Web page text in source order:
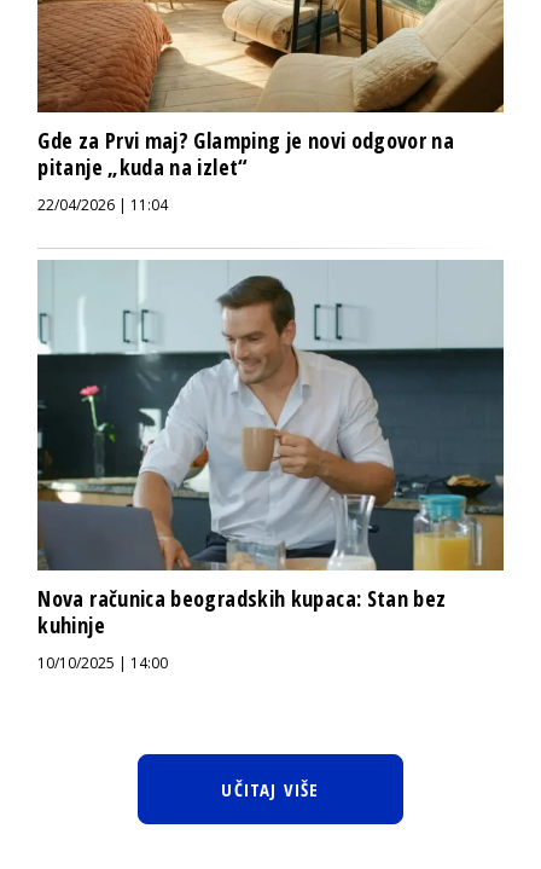
Gde za Prvi maj? Glamping je novi odgovor na
pitanje „kuda na izlet“
22/04/2026 | 11:04
Nova računica beogradskih kupaca: Stan bez
kuhinje
10/10/2025 | 14:00
UČITAJ VIŠE